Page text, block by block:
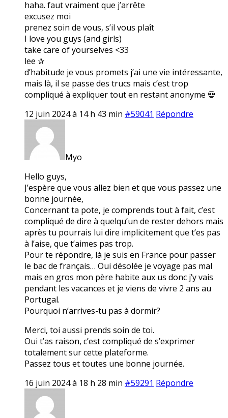
haha. faut vraiment que j’arrête
excusez moi
prenez soin de vous, s’il vous plaît
I love you guys (and girls)
take care of yourselves <33
lee ✰
d’habitude je vous promets j’ai une vie intéressante,
mais là, il se passe des trucs mais c’est trop
compliqué à expliquer tout en restant anonyme 💀
12 juin 2024 à 14 h 43 min #59041 Répondre
Myo
Hello guys,
J’espère que vous allez bien et que vous passez une
bonne journée,
Concernant ta pote, je comprends tout à fait, c’est
compliqué de dire à quelqu’un de rester dehors mais
après tu pourrais lui dire implicitement que t’es pas
à l’aise, que t’aimes pas trop.
Pour te répondre, là je suis en France pour passer
le bac de français… Oui désolée je voyage pas mal
mais en gros mon père habite aux us donc j’y vais
pendant les vacances et je viens de vivre 2 ans au
Portugal.
Pourquoi n’arrives-tu pas à dormir?
Merci, toi aussi prends soin de toi.
Oui t’as raison, c’est compliqué de s’exprimer
totalement sur cette plateforme.
Passez tous et toutes une bonne journée.
16 juin 2024 à 18 h 28 min #59291 Répondre